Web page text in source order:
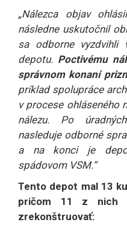
„Nálezca objav
následne uskutočnil
sa odborne vyzdvihli
depotu. Poctivému
správnom konaní
príklad spolupráce
v procese ohláseného
nálezu. Po
nasleduje odborné
a na konci je
spádovom VSM.“
Tento depot mal 13
pričom 11 z nich
zrekonštruovať: